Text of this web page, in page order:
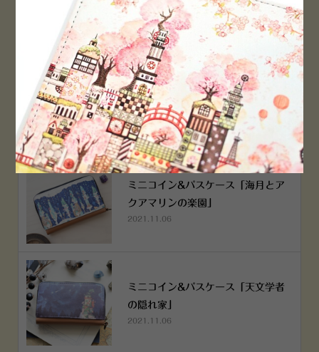
2022.12.05
空想街雑貨店《吉祥寺本店》４月２
５日OPEN!
2022.03.29
ミニコイン&パスケース「海月とア
クアマリンの楽園」
2021.11.06
ミニコイン&パスケース「天文学者
の隠れ家」
2021.11.06